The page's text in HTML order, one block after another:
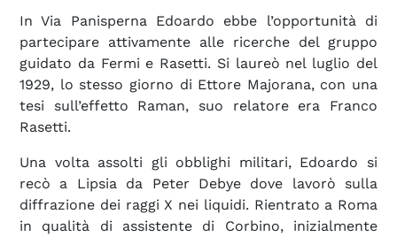
In Via Panisperna Edoardo ebbe l’opportunità di
partecipare attivamente alle ricerche del gruppo
guidato da Fermi e Rasetti. Si laureò nel luglio del
1929, lo stesso giorno di Ettore Majorana, con una
tesi sull’effetto Raman, suo relatore era Franco
Rasetti.
Una volta assolti gli obblighi militari, Edoardo si
recò a Lipsia da Peter Debye dove lavorò sulla
diffrazione dei raggi X nei liquidi. Rientrato a Roma
in qualità di assistente di Corbino, inizialmente